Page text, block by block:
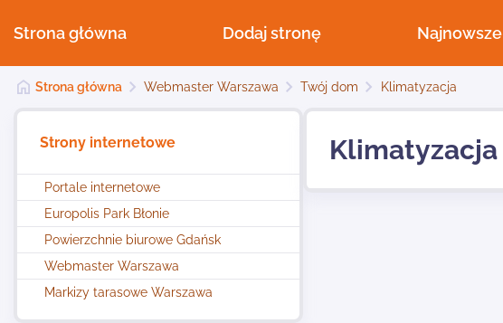
Strona główna Dodaj stronę Najnowsze
Strona główna Webmaster Warszawa Twój dom Klimatyzacja
Strony internetowe
Portale internetowe
Europolis Park Błonie
Powierzchnie biurowe Gdańsk
Webmaster Warszawa
Markizy tarasowe Warszawa
Klimatyzacja